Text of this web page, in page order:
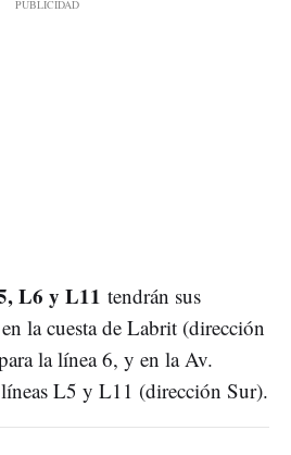
L6 y L11 tendrán sus
la cuesta de Labrit (dirección
la línea 6, y en la Av.
L5 y L11 (dirección Sur).